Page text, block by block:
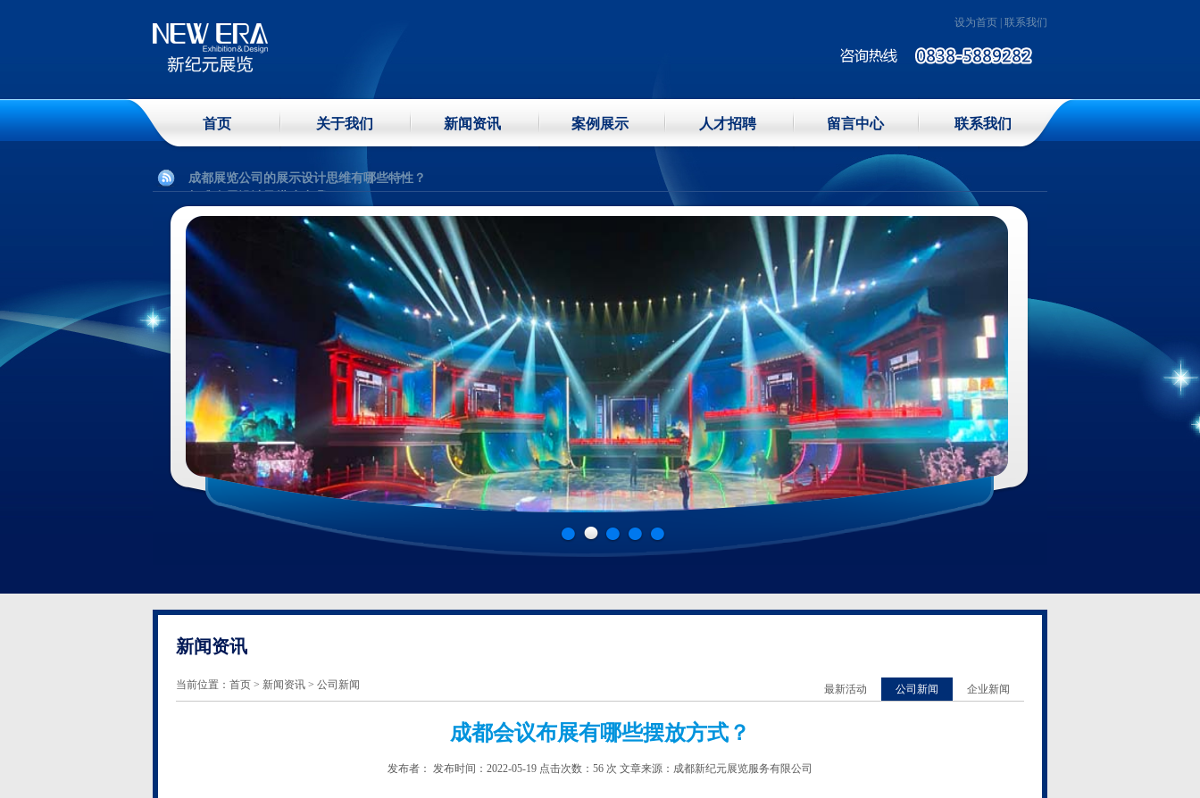
设为首页 联系我们
首页 关于我们 新闻资讯 案例展示 人才招聘 留言中心 联系我们
成都展示制作工厂常用到哪些展示方式?
展台设计装修三大原则
展台设计三个念理：现代、简约、科技感
成都展览公司的展示设计思维有哪些特性？
怎么选适合的展览布展工厂?
展台搭建材料主要性能分析
成都展示制作工厂常用到哪些展示方式?
成都会议布展有哪些摆放方式？
展台设计装修三大原则
展台设计三个念理：现代、简约、科技感
展馆施工主要分几个阶段？
不同颜色的展台布置对人心情有何影响?
新闻资讯
当前位置： 首页 > 新闻资讯 > 公司新闻 最新活动 公司新闻 企业新闻
成都会议布展有哪些摆放方式？
发布者： 发布时间：2022-05-19 点击次数：56 次 文章来源：成都新纪元展览服务有限公司